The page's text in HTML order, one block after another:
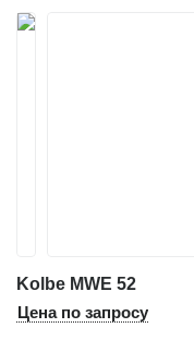
Kolbe MWE 52
Цена по запросу